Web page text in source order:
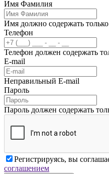
Имя Фамилия
Имя должно содержать
Телефон
Телефон должен содержать
E-mail
Неправильный E-mail
Пароль
Пароль должен содержать
Регистрируясь, вы
соглашением